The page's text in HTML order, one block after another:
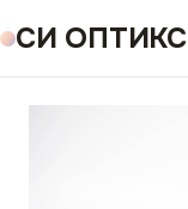
СИ ОПТИКС